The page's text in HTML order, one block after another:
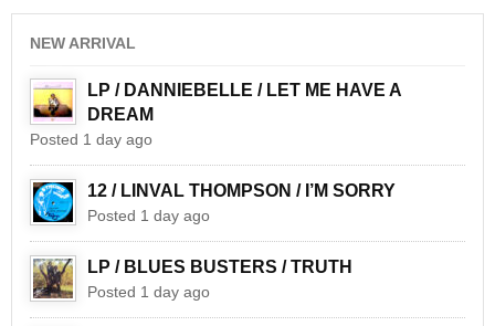
NEW ARRIVAL
LP / DANNIEBELLE / LET ME HAVE A
DREAM
Posted 1 day ago
12 / LINVAL THOMPSON / I’M SORRY
Posted 1 day ago
LP / BLUES BUSTERS / TRUTH
Posted 1 day ago